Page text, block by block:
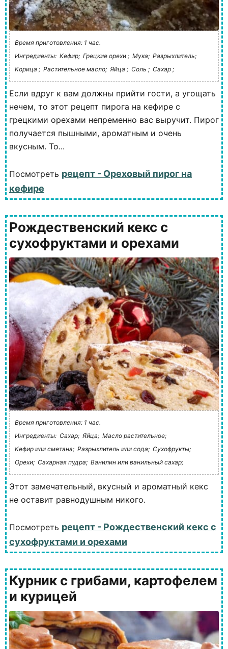
Время приготовления: 1 час.
Ингредиенты: Кефир; Грецкие орехи ; Мука; Разрыхлитель;
Корица ; Растительное масло; Яйца ; Соль ; Сахар ;
Если вдруг к вам должны прийти гости, а угощать
нечем, то этот рецепт пирога на кефире с
грецкими орехами непременно вас выручит. Пирог
получается пышными, ароматным и очень
вкусным. То...
Посмотреть рецепт - Ореховый пирог на
кефире
Рождественский кекс с
сухофруктами и орехами
Время приготовления: 1 час.
Ингредиенты: Сахар; Яйца; Масло растительное;
Кефир или сметана; Разрыхлитель или сода; Сухофрукты;
Орехи; Сахарная пудра; Ванилин или ванильный сахар;
Этот замечательный, вкусный и ароматный кекс
не оставит равнодушным никого.
Посмотреть рецепт - Рождественский кекс с
сухофруктами и орехами
Курник с грибами, картофелем
и курицей